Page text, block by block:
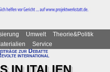
Umwelt
Theorie&Politik
Service
zur Debatte
international
IN ITALIEN